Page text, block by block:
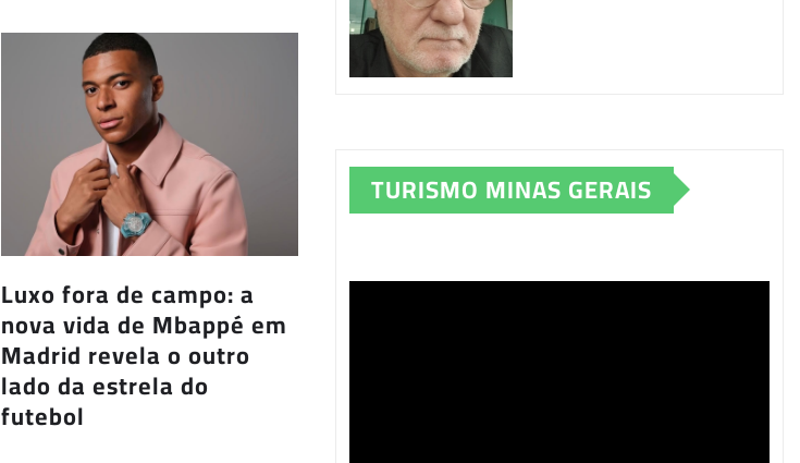
Luxo fora de campo: a
nova vida de Mbappé em
Madrid revela o outro
lado da estrela do
futebol
TURISMO MINAS GERAIS